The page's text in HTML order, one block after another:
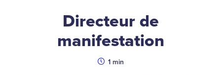
Directeur de
manifestation
Durée
1 min